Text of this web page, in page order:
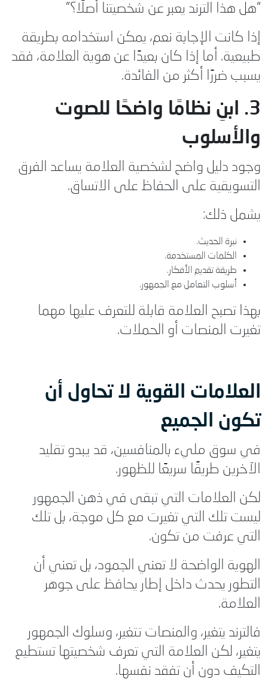
“هل هذا الترند يعبر عن شخصيتنا أصلًا؟”
إذا كانت الإجابة نعم، يمكن استخدامه بطريقة
طبيعية. أما إذا كان بعيدًا عن هوية العلامة، فقد
يسبب ضررًا أكثر من الفائدة.
3. ابنِ نظامًا واضحًا للصوت
والأسلوب
وجود دليل واضح لشخصية العلامة يساعد الفرق
التسويقية على الحفاظ على الاتساق.
يشمل ذلك:
نبرة الحديث.
الكلمات المستخدمة.
طريقة تقديم الأفكار.
أسلوب التعامل مع الجمهور.
بهذا تصبح العلامة قابلة للتعرف عليها مهما
تغيرت المنصات أو الحملات.
العلامات القوية لا تحاول أن
تكون الجميع
في سوق مليء بالمنافسين، قد يبدو تقليد
الآخرين طريقًا سريعًا للظهور.
لكن العلامات التي تبقى في ذهن الجمهور
ليست تلك التي تغيرت مع كل موجة، بل تلك
التي عرفت من تكون.
الهوية الواضحة لا تعني الجمود، بل تعني أن
التطور يحدث داخل إطار يحافظ على جوهر
العلامة.
فالترند يتغير، والمنصات تتغير، وسلوك الجمهور
يتغير، لكن العلامة التي تعرف شخصيتها تستطيع
التكيف دون أن تفقد نفسها.